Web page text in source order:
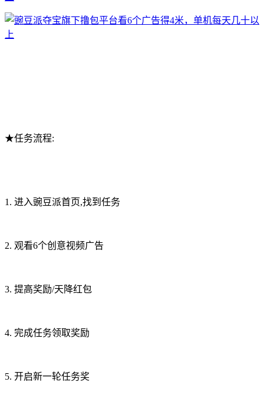
★任务流程:
1. 进入豌豆派首页,找到任务
2. 观看6个创意视频广告
3. 提高奖励/天降红包
4. 完成任务领取奖励
5. 开启新一轮任务奖